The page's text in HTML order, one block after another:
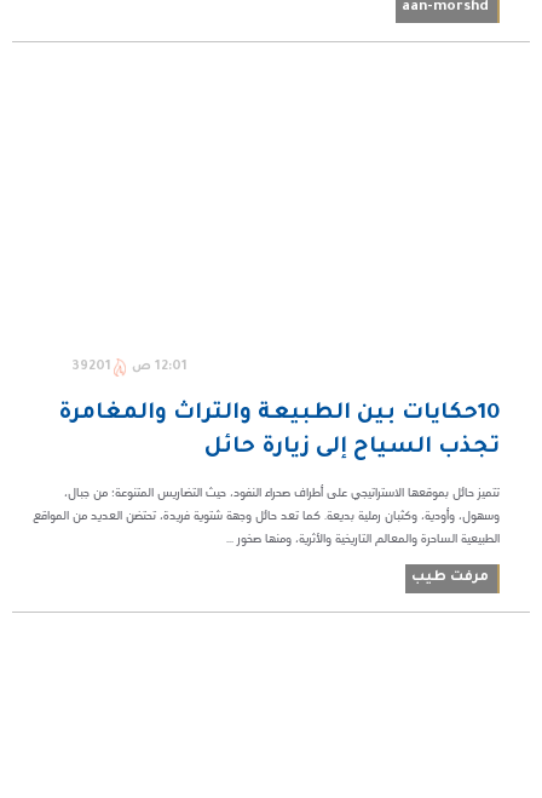
aan-morshd
12:01 ص 39201
10حكايات بين الطبيعة والتراث والمغامرة
تجذب السياح إلى زيارة حائل
تتميز حائل بموقعها الاستراتيجي على أطراف صحراء النفود، حيث التضاريس المتنوعة؛ من جبال،
وسهول، وأودية، وكثبان رملية بديعة. كما تعد حائل وجهة شتوية فريدة، تحتضن العديد من المواقع
الطبيعية الساحرة والمعالم التاريخية والأثرية، ومنها صخور ...
مرفت طيب